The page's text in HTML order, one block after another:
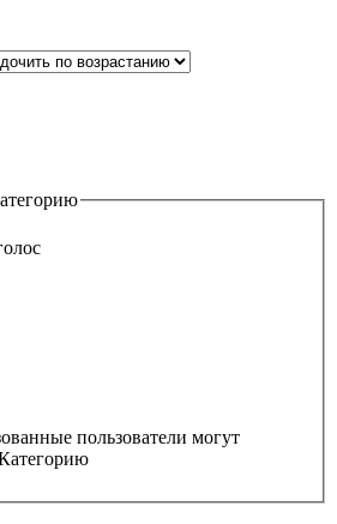
пользователи могут